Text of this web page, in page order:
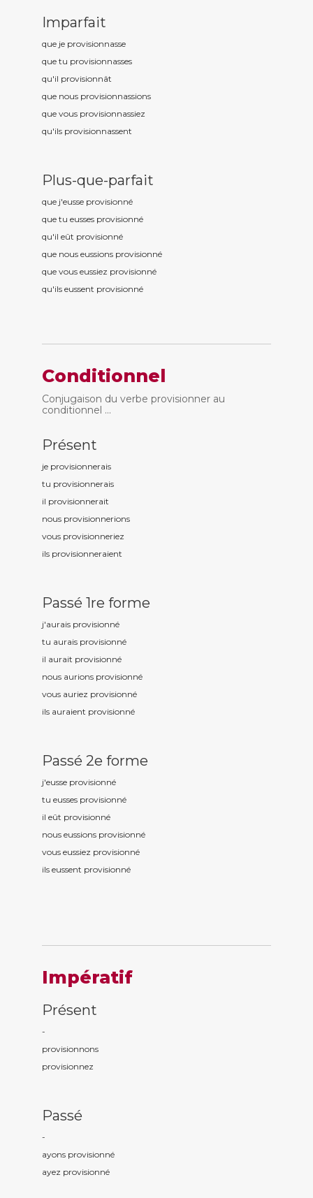
Imparfait
que je provisionnasse
que tu provisionnasses
qu'il provisionnât
que nous provisionnassions
que vous provisionnassiez
qu'ils provisionnassent
Plus-que-parfait
que j'eusse provisionné
que tu eusses provisionné
qu'il eût provisionné
que nous eussions provisionné
que vous eussiez provisionné
qu'ils eussent provisionné
Conditionnel
Conjugaison du verbe provisionner au
conditionnel ...
Présent
je provisionnerais
tu provisionnerais
il provisionnerait
nous provisionnerions
vous provisionneriez
ils provisionneraient
Passé 1re forme
j'aurais provisionné
tu aurais provisionné
il aurait provisionné
nous aurions provisionné
vous auriez provisionné
ils auraient provisionné
Passé 2e forme
j'eusse provisionné
tu eusses provisionné
il eût provisionné
nous eussions provisionné
vous eussiez provisionné
ils eussent provisionné
Impératif
Présent
-
provisionnons
provisionnez
Passé
-
ayons provisionné
ayez provisionné